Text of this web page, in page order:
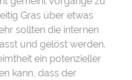
Gras über etwas
sollten die internen
und gelöst werden.
ein potenzieller
kann, dass der